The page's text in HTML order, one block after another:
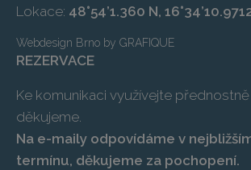
Lokace: 48°54’1.360 N,
Webdesign Brno by GRAFIQUE
REZERVACE
Ke komunikaci využívejte
děkujeme.
Na e-maily odpovídáme v
termínu, děkujeme za pochopení.